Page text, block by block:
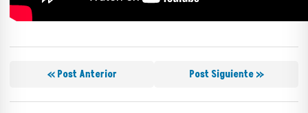
« Post Anterior Post Siguiente »